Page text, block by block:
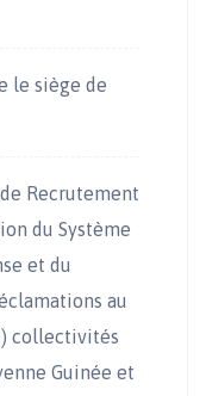
le siège de
Recrutement
du Système
et du
au
collectivités
Guinée et